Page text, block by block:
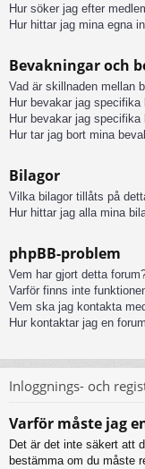
Hur söker jag efter
Hur hittar jag mina egna
Bevakningar och
Vad är skillnaden mellan
Hur bevakar jag
Hur bevakar jag
Hur tar jag bort mina
Bilagor
Vilka bilagor tillåts på
Hur hittar jag alla mina
phpBB-problem
Vem har gjort detta
Varför finns inte
Vem ska jag kontakta
Hur kontaktar jag en
Inloggnings- och
Varför måste jag
Det är det inte säkert att
bestämma om du måste